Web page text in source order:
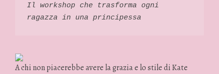
Il workshop che trasforma ogni
ragazza in una principessa
A chi non piacerebbe avere la grazia e lo stile di Kate